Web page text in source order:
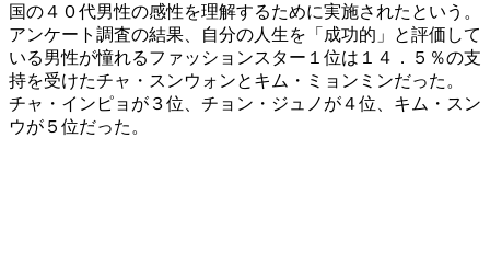
国の４０代男性の感性を理解するために実施されたという。
アンケート調査の結果、自分の人生を「成功的」と評価して
いる男性が憧れるファッションスター１位は１４．５％の支
持を受けたチャ・スンウォンとキム・ミョンミンだった。
チャ・インピョが３位、チョン・ジュノが４位、キム・スン
ウが５位だった。